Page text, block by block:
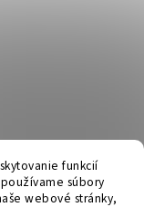
funkcií
súbory
webové stránky,